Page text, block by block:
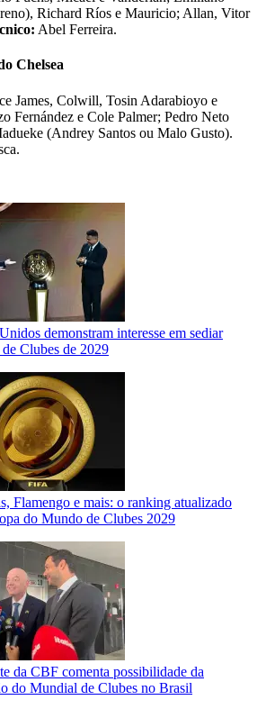
Richard Ríos e Mauricio; Allan, Vitor
Abel Ferreira.
Chelsea
James, Colwill, Tosin Adarabioyo e
Fernández e Cole Palmer; Pedro Neto
(Andrey Santos ou Malo Gusto).
demonstram interesse em sediar
Clubes de 2029
Flamengo e mais: o ranking atualizado
do Mundo de Clubes 2029
da CBF comenta possibilidade da
do Mundial de Clubes no Brasil